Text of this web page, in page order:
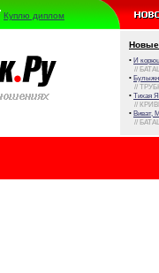
Куплю диплом
Новые
• И
//
•
//
• Тихая
//
• Виват,
//